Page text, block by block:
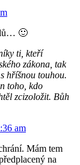
🙂
ti, kteří
zákona, tak
hříšnou touhou.
toho, kdo
zcizoložit. Bůh
am
Mám tem
na